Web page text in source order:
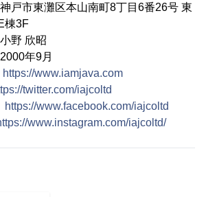
東灘区本山南町8丁目6番26号 東
棟3F
野 欣昭
年9月
https://www.iamjava.com
twitter.com/iajcoltd
https://www.facebook.com/iajcoltd
www.instagram.com/iajcoltd/